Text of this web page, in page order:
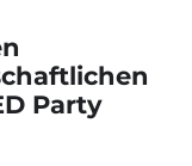
Party